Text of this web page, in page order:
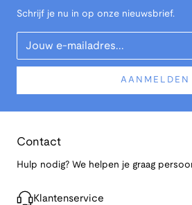
Schrijf je nu in op onze nieuwsbrief.
Your Email
AANMELDEN
Contact
Hulp nodig? We helpen je graag
Klantenservice